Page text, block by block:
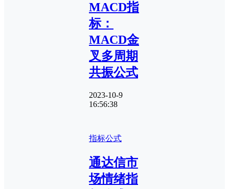
MACD指
标：
MACD金
叉多周期
共振公式
2023-10-9
16:56:38
指标公式
通达信市
场情绪指